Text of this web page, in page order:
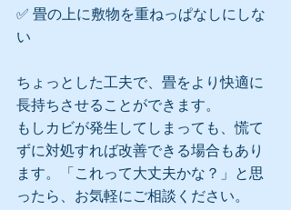
✅ 畳の上に敷物を重ねっぱなしにしな
い
ちょっとした工夫で、畳をより快適に
長持ちさせることができます。
もしカビが発生してしまっても、慌て
ずに対処すれば改善できる場合もあり
ます。「これって大丈夫かな？」と思
ったら、お気軽にご相談ください。